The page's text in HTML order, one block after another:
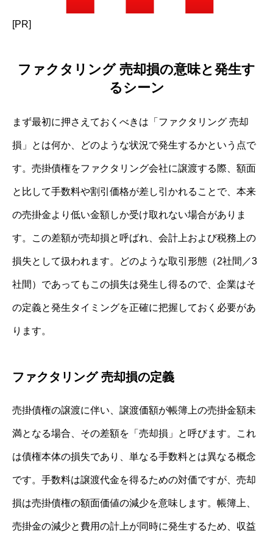
[PR]
ファクタリング 売却損の意味と発生す
るシーン
まず最初に押さえておくべきは「ファクタリング 売却
損」とは何か、どのような状況で発生するかという点で
す。売掛債権をファクタリング会社に譲渡する際、額面
と比して手数料や割引価格が差し引かれることで、本来
の売掛金より低い金額しか受け取れない場合がありま
す。この差額が売却損と呼ばれ、会計上および税務上の
損失として扱われます。どのような取引形態（2社間／3
社間）であってもこの損失は発生し得るので、企業はそ
の定義と発生タイミングを正確に把握しておく必要があ
ります。
ファクタリング 売却損の定義
売掛債権の譲渡に伴い、譲渡価額が帳簿上の売掛金額未
満となる場合、その差額を「売却損」と呼びます。これ
は債権本体の損失であり、単なる手数料とは異なる概念
です。手数料は譲渡代金を得るための対価ですが、売却
損は売掛債権の額面価値の減少を意味します。帳簿上、
売掛金の減少と費用の計上が同時に発生するため、収益